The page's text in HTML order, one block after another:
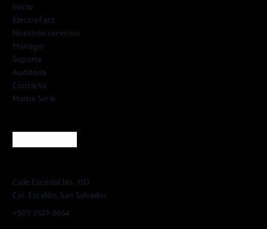
Inicio
ElectroFact
Nuestros servicios
Manager
Soporte
Auditoria
Contacto
Maitre Serie
Calle Escorial No. 17D
Col. Escalón, San Salvador
+503 2527-5664